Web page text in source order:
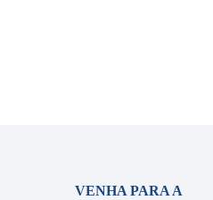
VENHA PARA A